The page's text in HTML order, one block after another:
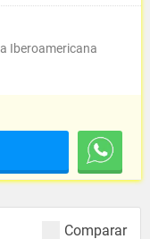
Iberoamericana
Comparar